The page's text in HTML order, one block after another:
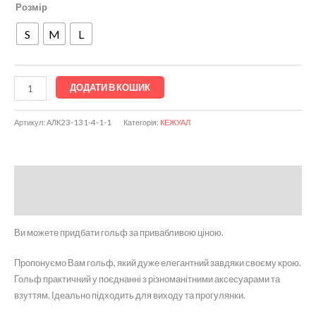
Розмір
S M L
ДОДАТИ В КОШИК
Артикул: АЛК23-131-4-1-1 Категорія: КЕЖУАЛ
Ви можете придбати гольф за привабливою ціною.
Пропонуємо Вам гольф, який дуже елегантний завдяки своєму крою.
Гольф практичний у поєднанні з різноманітними аксесуарами та
взуттям. Ідеально підходить для виходу та прогулянки.